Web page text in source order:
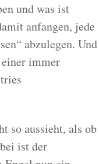
und was ist
anfangen, jede
abzulegen. Und
immer
so aussieht, als ob
ist der